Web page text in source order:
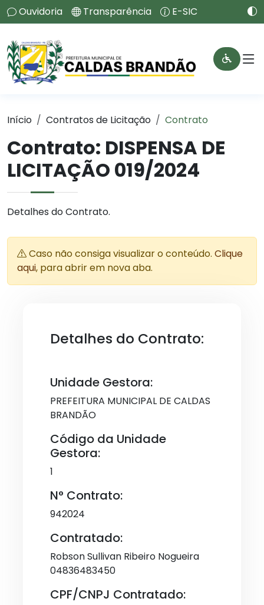
Ouvidoria Transparência E-SIC
Início Contratos de Licitação Contrato
Contrato: DISPENSA DE
LICITAÇÃO 019/2024
Detalhes do Contrato.
Caso não consiga visualizar o conteúdo. Clique
aqui, para abrir em nova aba.
Detalhes do Contrato:
Unidade Gestora:
PREFEITURA MUNICIPAL DE CALDAS
BRANDÃO
Código da Unidade
Gestora:
1
N° Contrato:
942024
Contratado:
Robson Sullivan Ribeiro Nogueira
04836483450
CPF/CNPJ Contratado: